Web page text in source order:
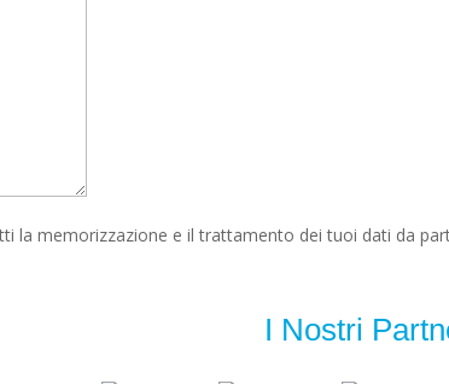
la memorizzazione e il trattamento dei tuoi dati da
I Nostri